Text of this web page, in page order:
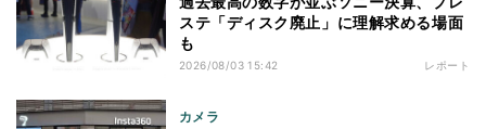
ステ「ディスク廃止」に理解求める場面
も
2026/08/03 15:42 レポート
カメラ